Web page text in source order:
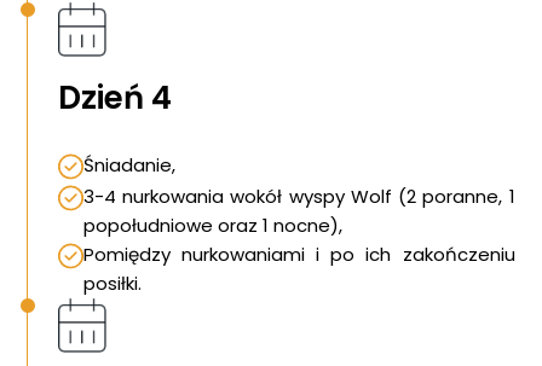
Dzień 4
Śniadanie,
3-4 nurkowania wokół wyspy Wolf (2 poranne, 1
popołudniowe oraz 1 nocne),
Pomiędzy nurkowaniami i po ich zakończeniu
posiłki.